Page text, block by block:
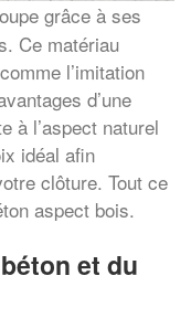
grâce à ses
Ce matériau
l’imitation
d’une
à l’aspect naturel
idéal afin
clôture. Tout ce
aspect bois.
et du